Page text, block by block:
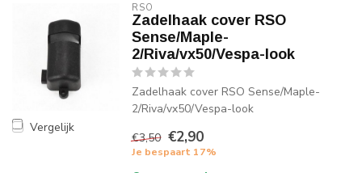
Vergelijk
RSO
Zadelhaak cover RSO
Sense/Maple-
2/Riva/vx50/Vespa-look
Zadelhaak cover RSO Sense/Maple-
2/Riva/vx50/Vespa-look
€3,50 €2,90
Je bespaart 17%